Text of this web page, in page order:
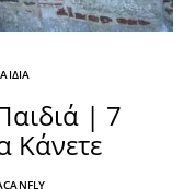
| 7
Κάνετε